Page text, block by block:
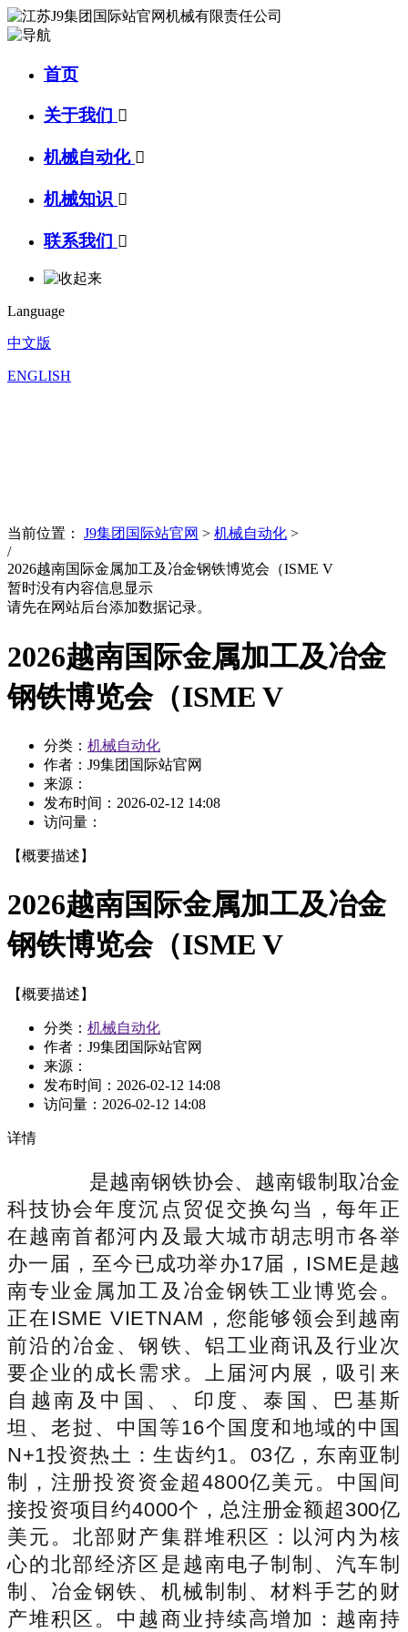
首页
关于我们 
机械自动化 
机械知识 
联系我们 
Language
中文版
ENGLISH
当前位置： J9集团国际站官网 > 机械自动化 >
/
2026越南国际金属加工及冶金钢铁博览会（ISME V
暂时没有内容信息显示
请先在网站后台添加数据记录。
2026越南国际金属加工及冶金
钢铁博览会（ISME V
分类： 机械自动化
作者：J9集团国际站官网
来源：
发布时间： 2026-02-12 14:08
访问量：
【概要描述】
2026越南国际金属加工及冶金
钢铁博览会（ISME V
【概要描述】
分类： 机械自动化
作者：J9集团国际站官网
来源：
发布时间： 2026-02-12 14:08
访问量： 2026-02-12 14:08
详情
是越南钢铁协会、越南锻制取冶金
科技协会年度沉点贸促交换勾当，每年正
在越南首都河内及最大城市胡志明市各举
办一届，至今已成功举办17届，ISME是越
南专业金属加工及冶金钢铁工业博览会。
正在ISME VIETNAM，您能够领会到越南
前沿的冶金、钢铁、铝工业商讯及行业次
要企业的成长需求。上届河内展，吸引来
自越南及中国、、印度、泰国、巴基斯
坦、老挝、中国等16个国度和地域的中国
N+1投资热土：生齿约1。03亿，东南亚制
制，注册投资资金超4800亿美元。中国间
接投资项目约4000个，总注册金额超300亿
美元。北部财产集群堆积区：以河内为核
心的北部经济区是越南电子制制、汽车制
制、冶金钢铁、机械制制、材料手艺的财
产堆积区。中越商业持续高增加：越南持